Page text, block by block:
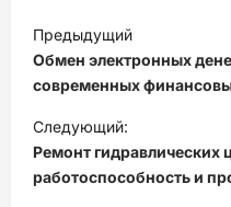
Н
а
в
и
г
а
Предыдущий
Обмен электронных
современных
Следующий:
Ремонт гидравлических
работоспособность и